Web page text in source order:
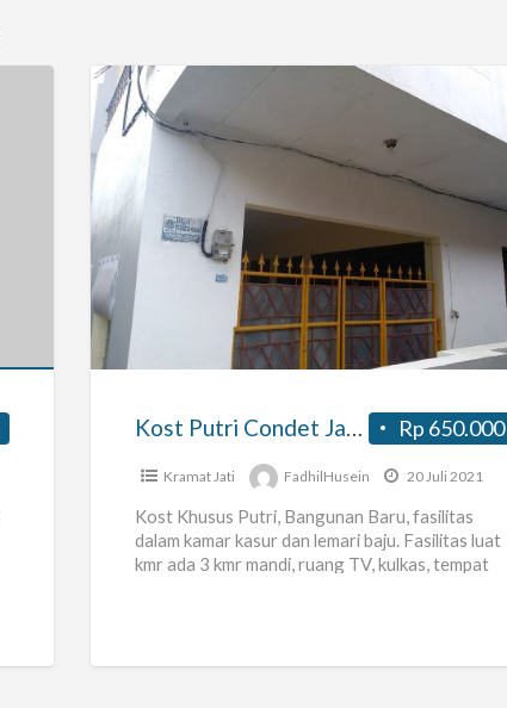
Kost
Putri
Condet
Jakarta
Rp 650.000
Kost Putri Condet Jakarta Timur
Kramat Jati FadhilHusein 20 Juli 2021
Kost Khusus Putri, Bangunan Baru, fasilitas
dalam kamar kasur dan lemari baju. Fasilitas luat
kmr ada 3 kmr mandi, ruang TV, kulkas, tempat